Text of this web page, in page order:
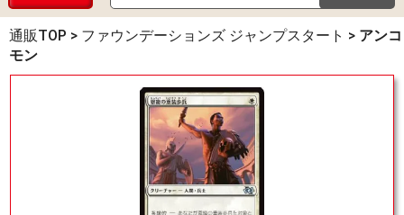
通販TOP > ファウンデーションズ ジャンプスタート > アンコ
モン